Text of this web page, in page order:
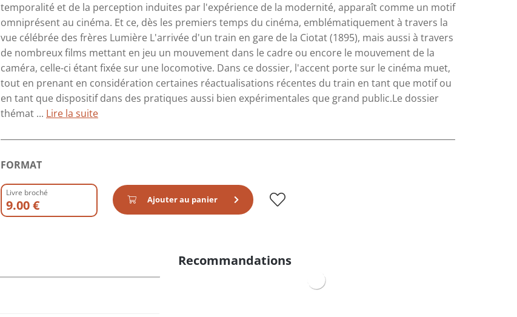
temporalité et de la perception induites par l'expérience de la modernité, apparaît comme un motif
omniprésent au cinéma. Et ce, dès les premiers temps du cinéma, emblématiquement à travers la
vue célébrée des frères Lumière L'arrivée d'un train en gare de la Ciotat (1895), mais aussi à travers
de nombreux films mettant en jeu un mouvement dans le cadre ou encore le mouvement de la
caméra, celle-ci étant fixée sur une locomotive. Dans ce dossier, l'accent porte sur le cinéma muet,
tout en prenant en considération certaines réactualisations récentes du train en tant que motif ou
en tant que dispositif dans des pratiques aussi bien expérimentales que grand public.Le dossier
thémat ... Lire la suite
FORMAT
Livre broché
9.00 € Ajouter au panier
Recommandations